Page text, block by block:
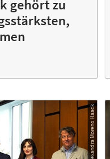
gehört zu
© Foto: Alexandra Moreno Haack